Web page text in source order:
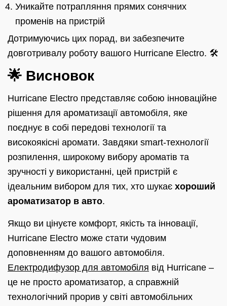
Уникайте потрапляння прямих сонячних
променів на пристрій
Дотримуючись цих порад, ви забезпечите
довготривалу роботу вашого Hurricane Electro. 🛠️
🌟 Висновок
Hurricane Electro представляє собою інноваційне
рішення для ароматизації автомобіля, яке
поєднує в собі передові технології та
високоякісні аромати. Завдяки smart-технології
розпилення, широкому вибору ароматів та
зручності у використанні, цей пристрій є
ідеальним вибором для тих, хто шукає хороший
ароматизатор в авто.
Якщо ви цінуєте комфорт, якість та інновації,
Hurricane Electro може стати чудовим
доповненням до вашого автомобіля.
Електродифузор для автомобіля від Hurricane –
це не просто ароматизатор, а справжній
технологічний прорив у світі автомобільних